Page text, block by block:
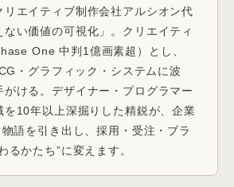
リエイティブ制作会社アルシオン代
い価値の可視化」。クリエイティ
One 中判1億画素超）とし、
・グラフィック・システムに波
がける。デザイナー・プログラマー
を10年以上深掘りした精鋭が、企業
語を引き出し、採用・受注・ブラ
るかたち”に変えます。